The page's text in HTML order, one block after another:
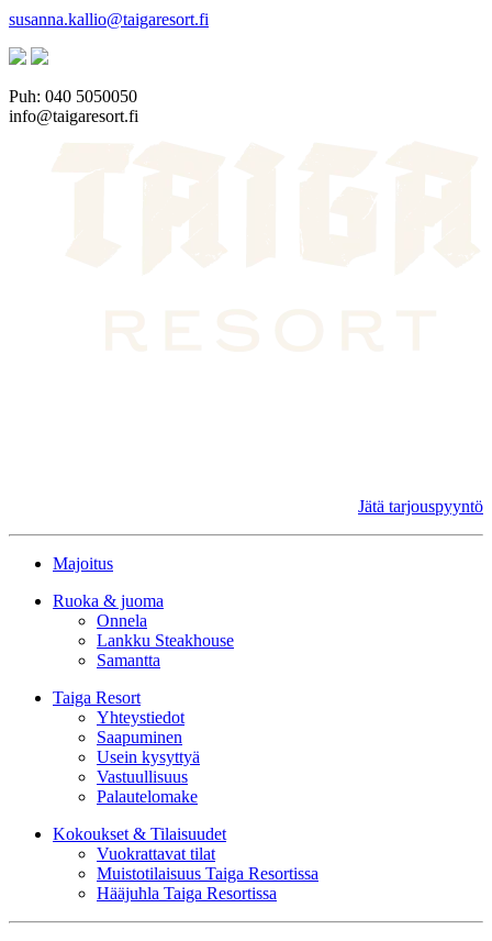
susanna.kallio@taigaresort.fi
Puh: 040 5050050
info@taigaresort.fi
Jätä tarjouspyyntö
Majoitus
Ruoka & juoma
Onnela
Lankku Steakhouse
Samantta
Taiga Resort
Yhteystiedot
Saapuminen
Usein kysyttyä
Vastuullisuus
Palautelomake
Kokoukset & Tilaisuudet
Vuokrattavat tilat
Muistotilaisuus Taiga Resortissa
Hääjuhla Taiga Resortissa